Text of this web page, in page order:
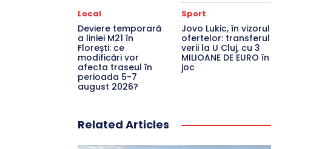
Local
Deviere temporară
a liniei M21 în
Florești: ce
modificări vor
afecta traseul în
perioada 5-7
august 2026?
Sport
Jovo Lukic, în vizorul
ofertelor: transferul
verii la U Cluj, cu 3
MILIOANE DE EURO în
joc
Related Articles